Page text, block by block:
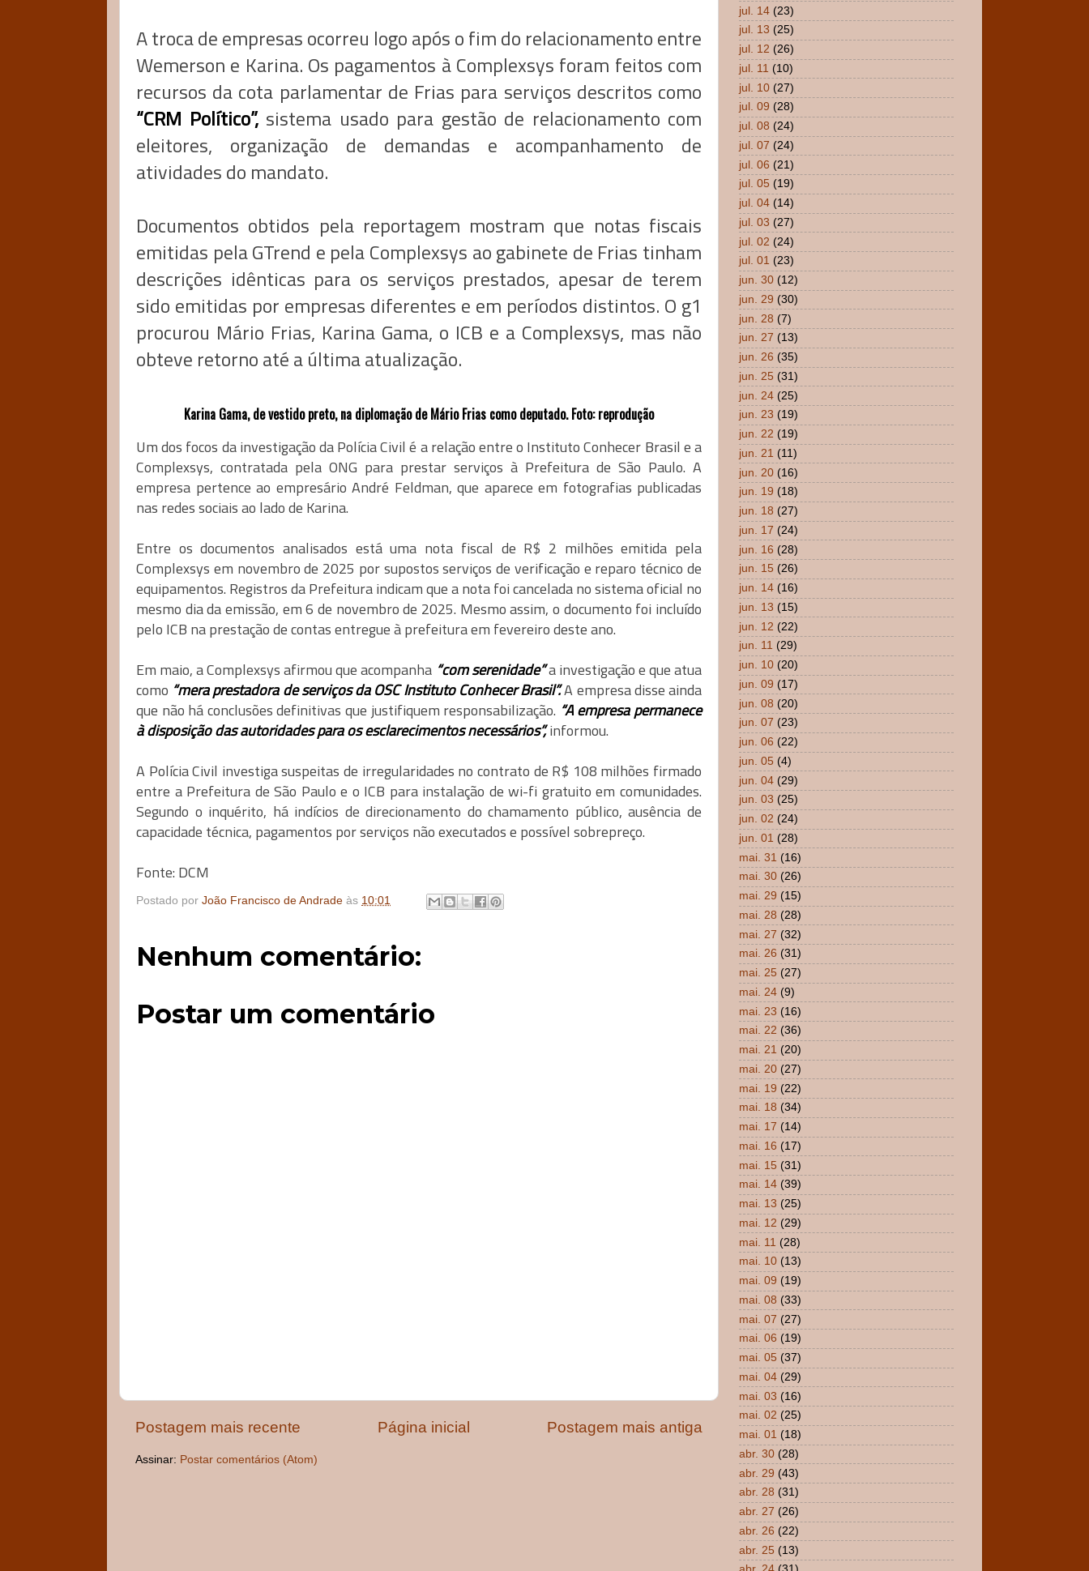
A troca de empresas ocorreu logo após o fim do relacionamento entre
Wemerson e Karina. Os pagamentos à Complexsys foram feitos com
recursos da cota parlamentar de Frias para serviços descritos como
“CRM Político”,sistema usado para gestão de relacionamento com
eleitores, organização de demandas e acompanhamento de
atividades do mandato.
Documentos obtidos pela reportagem mostram que notas fiscais
emitidas pela GTrend e pela Complexsys ao gabinete de Frias tinham
descrições idênticas para os serviços prestados, apesar de terem
sido emitidas por empresas diferentes e em períodos distintos. O g1
procurou Mário Frias, Karina Gama, o ICB e a Complexsys, mas não
obteve retorno até a última atualização.
Karina Gama, de vestido preto, na diplomação de Mário Frias como deputado. Foto: reprodução
Um dos focos da investigação da Polícia Civil é a relação entre o Instituto Conhecer Brasil e a
Complexsys, contratada pela ONG para prestar serviços à Prefeitura de São Paulo. A
empresa pertence ao empresário André Feldman, que aparece em fotografias publicadas
nas redes sociais ao lado de Karina.
Entre os documentos analisados está uma nota fiscal de R$ 2 milhões emitida pela
Complexsys em novembro de 2025 por supostos serviços de verificação e reparo técnico de
equipamentos. Registros da Prefeitura indicam que a nota foi cancelada no sistema oficial no
mesmo dia da emissão, em 6 de novembro de 2025. Mesmo assim, o documento foi incluído
pelo ICB na prestação de contas entregue à prefeitura em fevereiro deste ano.
Em maio, a Complexsys afirmou que acompanha “com serenidade”a investigação e que atua
como “mera prestadora de serviços da OSC Instituto Conhecer Brasil”.A empresa disse ainda
que não há conclusões definitivas que justifiquem responsabilização. “A empresa permanece
à disposição das autoridades para os esclarecimentos necessários”,informou.
A Polícia Civil investiga suspeitas de irregularidades no contrato de R$ 108 milhões firmado
entre a Prefeitura de São Paulo e o ICB para instalação de wi-fi gratuito em comunidades.
Segundo o inquérito, há indícios de direcionamento do chamamento público, ausência de
capacidade técnica, pagamentos por serviços não executados e possível sobrepreço.
Fonte: DCM
Postado por João Francisco de Andrade às 10:01
Nenhum comentário:
Postar um comentário
Postagem mais recente Postagem mais antiga
Página inicial
Assinar: Postar comentários (Atom)
jul. 14 (23)
jul. 13 (25)
jul. 12 (26)
jul. 11 (10)
jul. 10 (27)
jul. 09 (28)
jul. 08 (24)
jul. 07 (24)
jul. 06 (21)
jul. 05 (19)
jul. 04 (14)
jul. 03 (27)
jul. 02 (24)
jul. 01 (23)
jun. 30 (12)
jun. 29 (30)
jun. 28 (7)
jun. 27 (13)
jun. 26 (35)
jun. 25 (31)
jun. 24 (25)
jun. 23 (19)
jun. 22 (19)
jun. 21 (11)
jun. 20 (16)
jun. 19 (18)
jun. 18 (27)
jun. 17 (24)
jun. 16 (28)
jun. 15 (26)
jun. 14 (16)
jun. 13 (15)
jun. 12 (22)
jun. 11 (29)
jun. 10 (20)
jun. 09 (17)
jun. 08 (20)
jun. 07 (23)
jun. 06 (22)
jun. 05 (4)
jun. 04 (29)
jun. 03 (25)
jun. 02 (24)
jun. 01 (28)
mai. 31 (16)
mai. 30 (26)
mai. 29 (15)
mai. 28 (28)
mai. 27 (32)
mai. 26 (31)
mai. 25 (27)
mai. 24 (9)
mai. 23 (16)
mai. 22 (36)
mai. 21 (20)
mai. 20 (27)
mai. 19 (22)
mai. 18 (34)
mai. 17 (14)
mai. 16 (17)
mai. 15 (31)
mai. 14 (39)
mai. 13 (25)
mai. 12 (29)
mai. 11 (28)
mai. 10 (13)
mai. 09 (19)
mai. 08 (33)
mai. 07 (27)
mai. 06 (19)
mai. 05 (37)
mai. 04 (29)
mai. 03 (16)
mai. 02 (25)
mai. 01 (18)
abr. 30 (28)
abr. 29 (43)
abr. 28 (31)
abr. 27 (26)
abr. 26 (22)
abr. 25 (13)